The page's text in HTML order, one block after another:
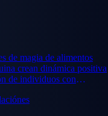
de magia de alimentos
crean dinámica positiva
de individuos con